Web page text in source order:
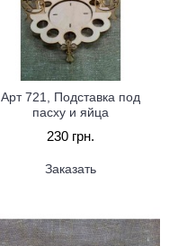
Арт 721, Подставка под
пасху и яйца
230 грн.
Заказать